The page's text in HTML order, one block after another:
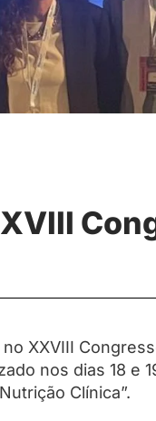
XXVIII
nos dias 18 e
Clínica”.